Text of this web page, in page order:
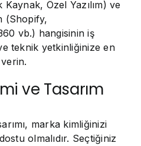
Özel Yazılım) ve
(Shopify,
vb.) hangisinin iş
teknik yetkinliğinize en
ve Tasarım
marka kimliğinizi
olmalıdır. Seçtiğiniz